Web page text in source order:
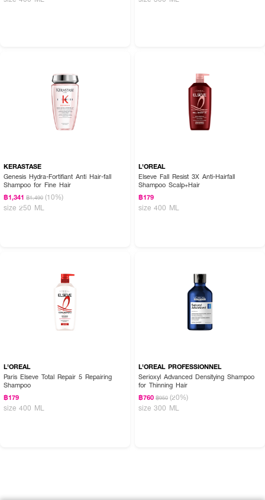
KERASTASE
Genesis Hydra-Fortifiant Anti Hair-fall
Shampoo for Fine Hair
฿1,341 ฿1,490 (10%)
size 250 ML
L'OREAL
Elseve Fall Resist 3X Anti-Hairfall
Shampoo Scalp+Hair
฿179
size 400 ML
L'OREAL
Paris Elseve Total Repair 5 Repairing
Shampoo
฿179
size 400 ML
L'OREAL PROFESSIONNEL
Serioxyl Advanced Densitying Shampoo
for Thinning Hair
฿760 ฿950 (20%)
size 300 ML